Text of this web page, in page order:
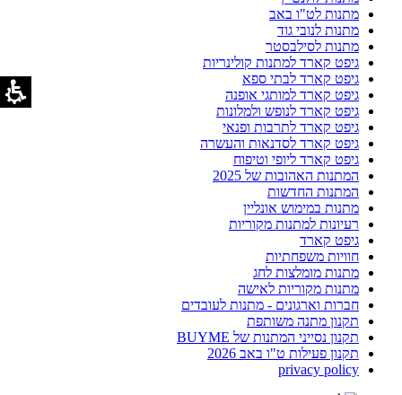
מתנות לט"ו באב
מתנות לנובי גוד
מתנות לסילבסטר
גיפט קארד למתנות קולינריות
גיפט קארד לבתי ספא
גיפט קארד למותגי אופנה
גיפט קארד לנופש ולמלונות
גיפט קארד לתרבות ופנאי
גיפט קארד לסדנאות והעשרה
גיפט קארד ליופי וטיפוח
המתנות האהובות של 2025
המתנות החדשות
מתנות במימוש אונליין
רעיונות למתנות מקוריות
גיפט קארד
חוויות משפחתיות
מתנות מומלצות לחג
מתנות מקוריות לאישה
חברות וארגונים - מתנות לעובדים
תקנון מתנה משותפת
תקנון נסייני המתנות של BUYME
תקנון פעילות ט"ו באב 2026
privacy policy